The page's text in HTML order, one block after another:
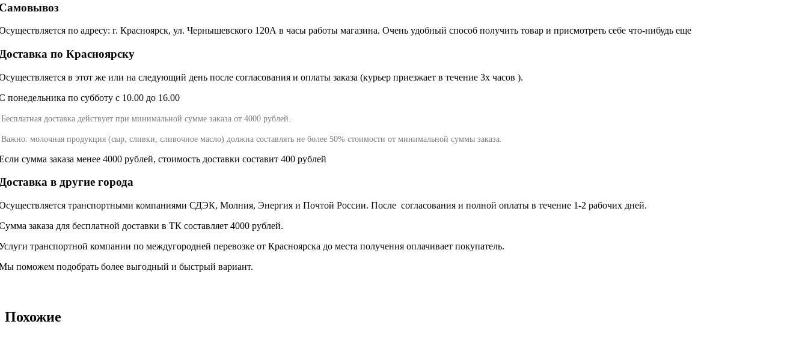
по адресу: г. Красноярск, ул. Чернышевского 120А в часы работы магазина. Очень удобный способ получить товар и присмотреть себе что-нибудь еще
по Красноярску
в этот же или на следующий день после согласования и оплаты заказа (курьер приезжает в течение 3х часов ).
понедельника по субботу с 10.00 до 16.00
Бесплатная доставка действует при минимальной сумме заказа от 4000 рублей.
Важно: молочная продукция (сыр, сливки, сливочное масло) должна составлять не более 50% стоимости от минимальной суммы заказа
сумма заказа менее 4000 рублей, стоимость доставки составит 400 рублей
в другие города
транспортными компаниями СДЭК, Молния, Энергия и Почтой России. После согласования и полной оплаты в течение 1-2 рабочих дней.
заказа для бесплатной доставки в ТК составляет 4000 рублей.
транспортной компании по междугородней перевозке от Красноярска до места получения оплачивает покупатель.
поможем подобрать более выгодный и быстрый вариант.
Похожие